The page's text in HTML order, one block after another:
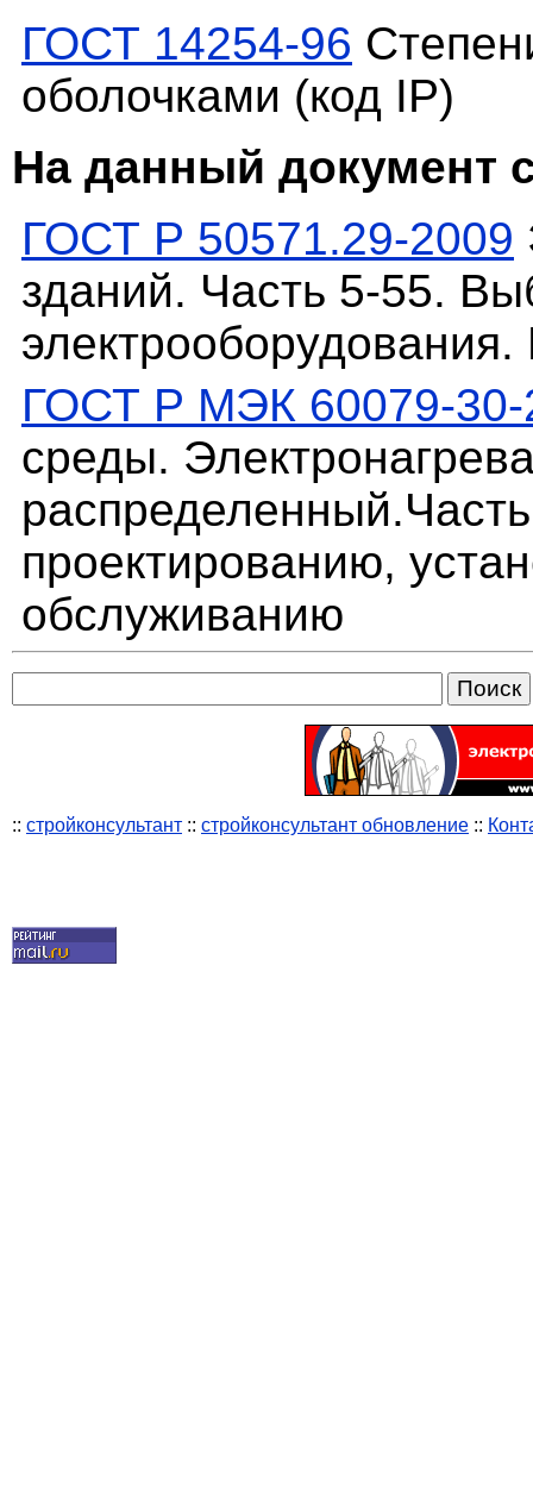
ГОСТ 14254-96
оболочками (код IP)
На данный документ
ГОСТ Р 50571.29-2009
зданий. Часть 5-55.
ГОСТ Р МЭК 60079-30-
среды.
проектированию,
обслуживанию
:: стройконсультант :: стройконсультант обновление ::